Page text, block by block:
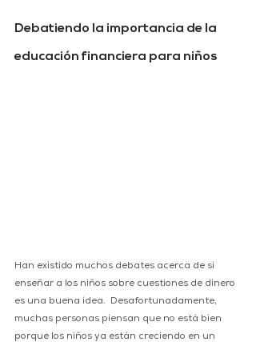
Debatiendo la importancia de la
educación financiera para niños
Han existido muchos debates acerca de si
enseñar a los niños sobre cuestiones de dinero
es una buena idea.  Desafortunadamente,
muchas personas piensan que no está bien
porque los niños ya están creciendo en un